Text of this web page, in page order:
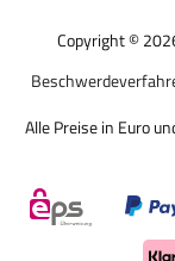
Copyright ©
Alle Preise in Euro